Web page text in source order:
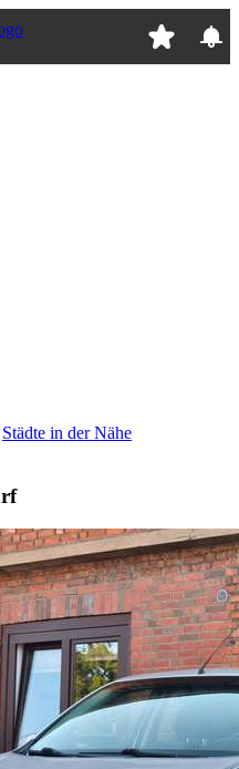
Städte in der Nähe